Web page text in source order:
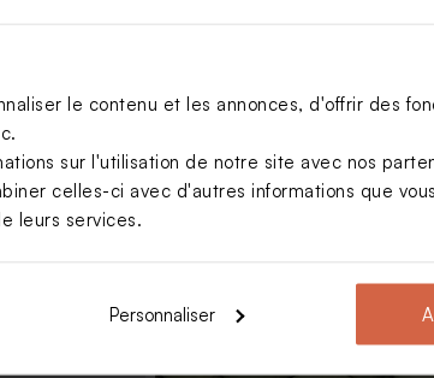
le contenu et les annonces, d'offrir des
sur l'utilisation de notre site avec nos
celles-ci avec d'autres informations que
leurs services.
Personnaliser
4,4 cm